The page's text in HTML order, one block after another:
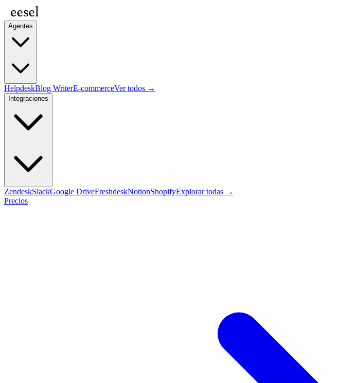
Agentes
HelpdeskBlog WriterE-commerceVer todos →
Integraciones
ZendeskSlackGoogle DriveFreshdeskNotionShopifyExplorar todas →
Precios